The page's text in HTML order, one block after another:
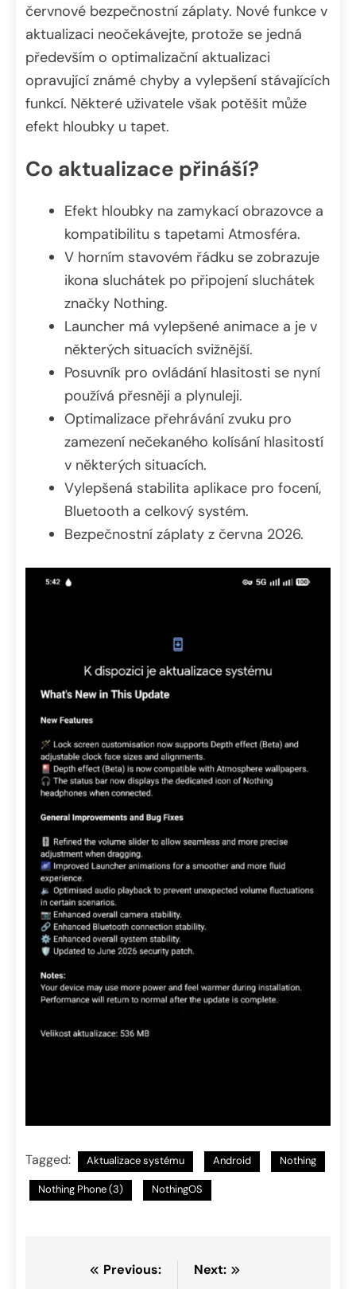
červnové bezpečnostní záplaty. Nové funkce v
aktualizaci neočekávejte, protože se jedná
především o optimalizační aktualizaci
opravující známé chyby a vylepšení stávajících
funkcí. Některé uživatele však potěšit může
efekt hloubky u tapet.
Co aktualizace přináší?
Efekt hloubky na zamykací obrazovce a
kompatibilitu s tapetami Atmosféra.
V horním stavovém řádku se zobrazuje
ikona sluchátek po připojení sluchátek
značky Nothing.
Launcher má vylepšené animace a je v
některých situacích svižnější.
Posuvník pro ovládání hlasitosti se nyní
používá přesněji a plynuleji.
Optimalizace přehrávání zvuku pro
zamezení nečekaného kolísání hlasitostí
v některých situacích.
Vylepšená stabilita aplikace pro focení,
Bluetooth a celkový systém.
Bezpečnostní záplaty z června 2026.
Tagged: Aktualizace systému Android Nothing
Nothing Phone (3) NothingOS
NavigacePrevious: Next: